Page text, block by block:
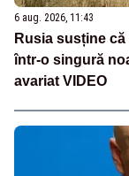
6 aug. 2026, 11:43
Rusia susține
într-o singură
avariat VIDEO